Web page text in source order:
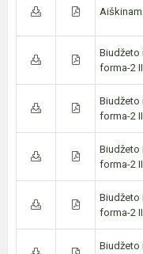
Biudžeto
forma-2
Biudžeto
forma-2
Biudžeto
forma-2
Biudžeto
forma-2
Biudžeto